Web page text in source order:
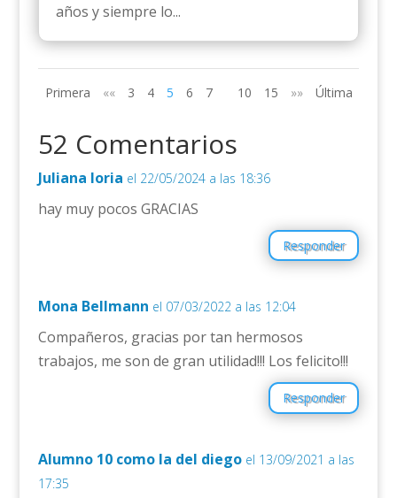
años y siempre lo...
Primera «« 3 4 5 6 7 10 15 »» Última
52 Comentarios
Juliana loria el 22/05/2024 a las 18:36
hay muy pocos GRACIAS
Responder
Mona Bellmann el 07/03/2022 a las 12:04
Compañeros, gracias por tan hermosos
trabajos, me son de gran utilidad!!! Los felicito!!!
Responder
Alumno 10 como la del diego el 13/09/2021 a las
17:35